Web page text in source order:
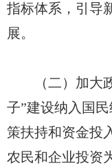
指标体系，引导
展。
（二）加大政
子”建设纳入国
策扶持和资金投
农民和企业投资